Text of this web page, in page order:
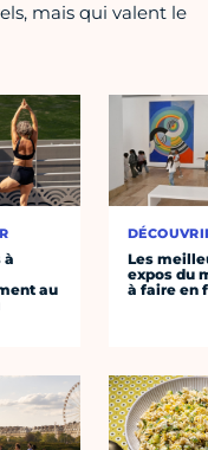
mais qui valent le
à
au
Les
expos du
à faire en